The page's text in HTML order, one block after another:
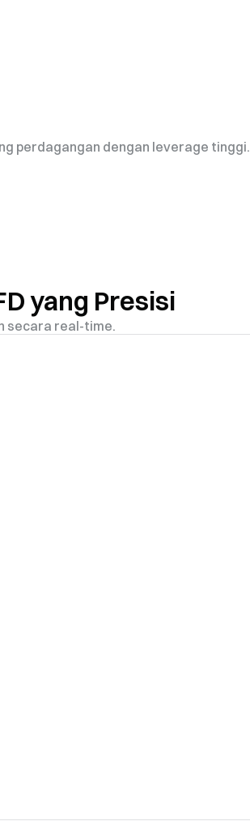
perdagangan dengan leverage tinggi.
yang Presisi
secara real-time.